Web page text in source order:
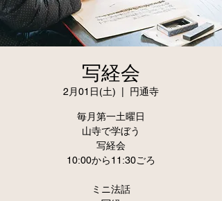
写経会
2月01日(土) 円通寺
毎月第一土曜日
山寺で学ぼう
写経会
10:00から11:30ごろ
ミニ法話